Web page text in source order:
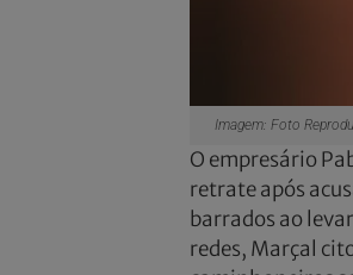
Imagem: Foto
O empresário
retrate após
barrados ao
redes, Marçal